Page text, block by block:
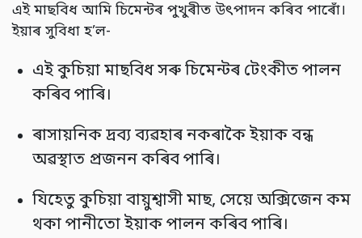
এই মাছবিধ আমি চিমেন্টৰ পুখুৰীত উৎপাদন কৰিব পাৰোঁ।
ইয়াৰ সুবিধা হ’ল-
এই কুচিয়া মাছবিধ সৰু চিমেন্টৰ টেংকীত পালন
কৰিব পাৰি।
ৰাসায়নিক দ্ৰব্য ব্যৱহাৰ নকৰাকৈ ইয়াক বন্ধ
অৱস্থাত প্ৰজনন কৰিব পাৰি।
যিহেতু কুচিয়া বায়ুশ্বাসী মাছ, সেয়ে অক্সিজেন কম
থকা পানীতো ইয়াক পালন কৰিব পাৰি।